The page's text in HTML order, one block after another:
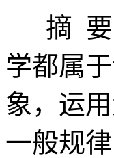
摘 要
学都属
象，运
一般规